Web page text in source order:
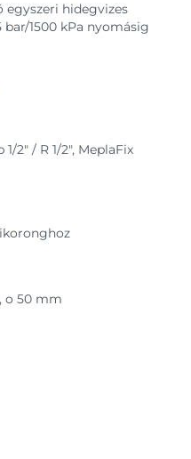
egyszeri hidegvizes
bar/1500 kPa nyomásig
2" / R 1/2", MeplaFix
o 50 mm